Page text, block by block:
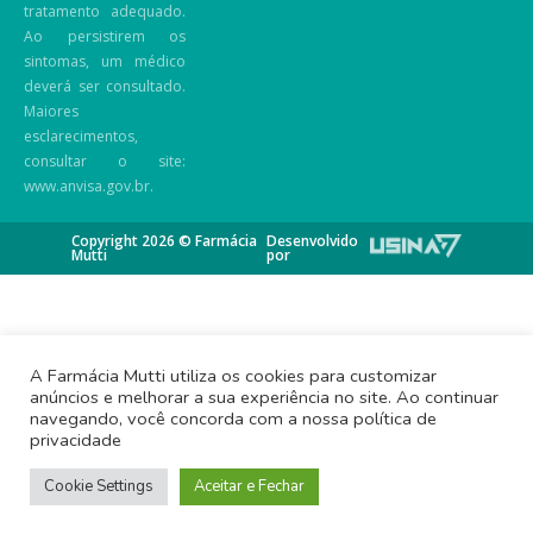
tratamento adequado.
Ao persistirem os
sintomas, um médico
deverá ser consultado.
Maiores
esclarecimentos,
consultar o site:
www.anvisa.gov.br.
Copyright 2026 © Farmácia
Mutti
Desenvolvido
por
A Farmácia Mutti utiliza os cookies para customizar
anúncios e melhorar a sua experiência no site. Ao continuar
navegando, você concorda com a nossa política de
privacidade
Cookie Settings Aceitar e Fechar